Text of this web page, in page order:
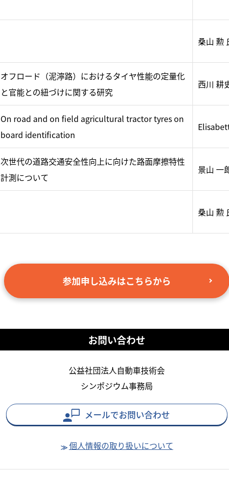
桑山 勲
オフロード（泥濘路）におけるタイヤ性能の定量化
と官能との紐づけに関する研究
西川 耕
On road and on field agricultural tractor tyres on
board identification
次世代の道路交通安全性向上に向けた路面摩擦特性
計測について
景山 一
桑山 勲
参加申し込みはこちらから
お問い合わせ
公益社団法人自動車技術会
シンポジウム事務局
メールでお問い合わせ
個人情報の取り扱いについて